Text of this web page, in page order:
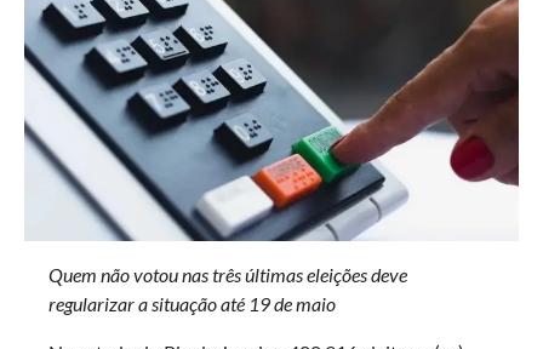
Quem não votou nas três últimas eleições deve
regularizar a situação até 19 de maio